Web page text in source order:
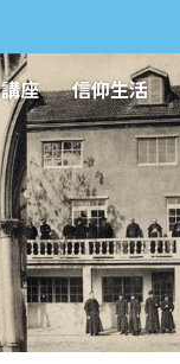
講座 信仰生活